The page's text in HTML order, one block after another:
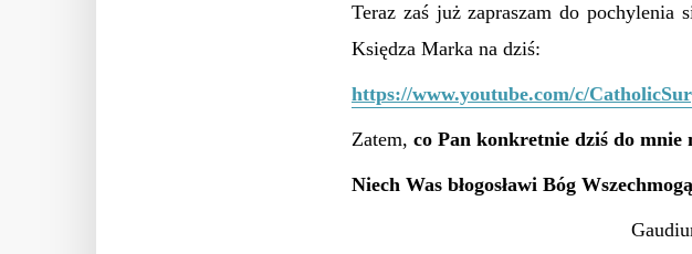
Teraz zaś już zapraszam do pochylenia
Księdza Marka na dziś:
https://www.youtube.com/c/
Zatem, co Pan konkretnie dziś do mnie
Niech Was błogosławi Bóg